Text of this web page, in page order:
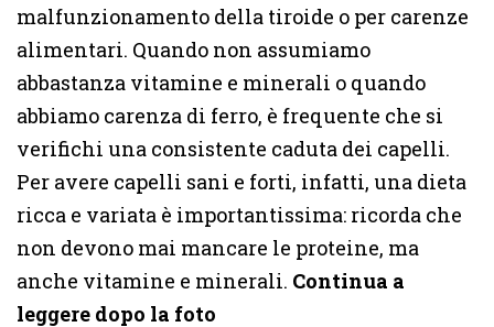
malfunzionamento della tiroide o per carenze
alimentari. Quando non assumiamo
abbastanza vitamine e minerali o quando
abbiamo carenza di ferro, è frequente che si
verifichi una consistente caduta dei capelli.
Per avere capelli sani e forti, infatti, una dieta
ricca e variata è importantissima: ricorda che
non devono mai mancare le proteine, ma
anche vitamine e minerali. Continua a
leggere dopo la foto